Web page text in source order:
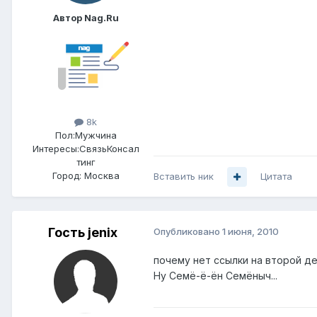
Автор Nag.Ru
8k
Пол:Мужчина
Интересы:СвязьКонсал
тинг
Город: Москва Вставить ник Цитата
Гость jenix Опубликовано 1 июня, 2010
почему нет ссылки на второй
Ну Семё-ё-ён Семёныч...